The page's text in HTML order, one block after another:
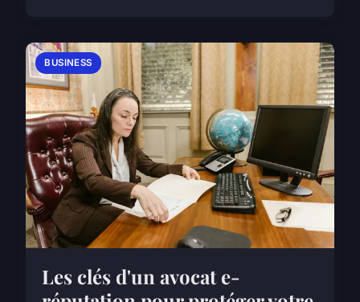
BUSINESS
Les clés d'un avocat e-